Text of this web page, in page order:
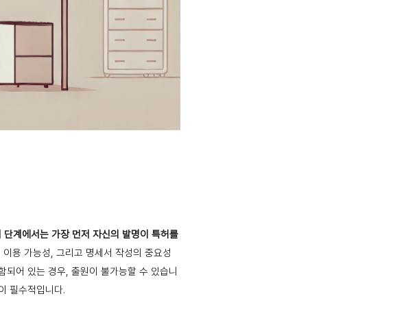
단계에서는 가장 먼저 자신의 발명이 특허를
용 가능성, 그리고 명세서 작성의 중요성
되어 있는 경우, 출원이 불가능할 수 있습니
필수적입니다.